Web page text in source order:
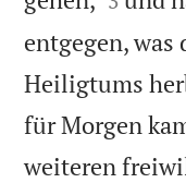
entgegen, was
Heiligtums
für Morgen
weiteren